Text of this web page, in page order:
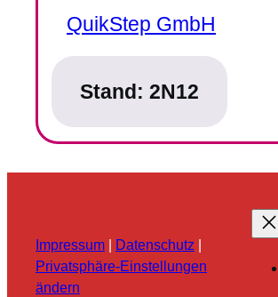
QuikStep GmbH
Stand: 2N12
Impressum | Datenschutz |
Privatsphäre-Einstellungen
ändern